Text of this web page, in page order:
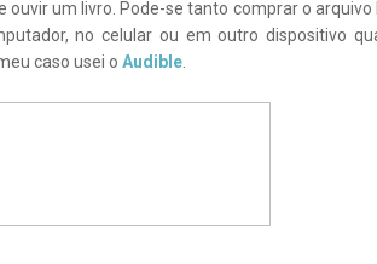
um livro. Pode-se tanto comprar o arquivo
no celular ou em outro dispositivo
caso usei o Audible